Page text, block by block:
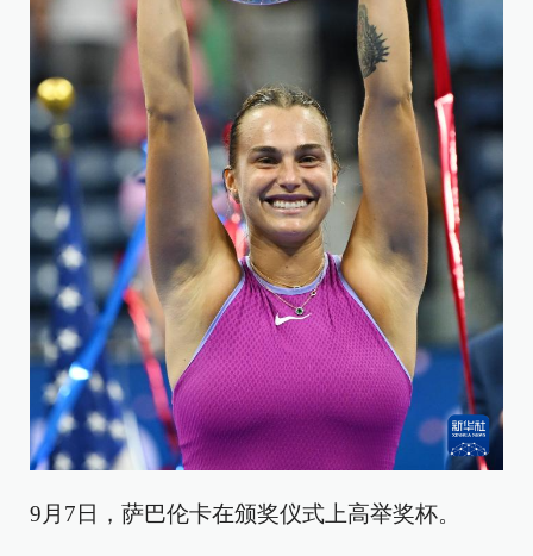
9月7日，萨巴伦卡在颁奖仪式上高举奖杯。